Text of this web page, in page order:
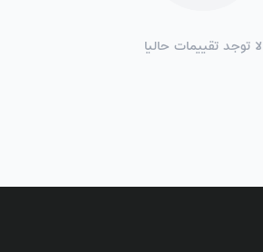
لا توجد تقييمات حاليا